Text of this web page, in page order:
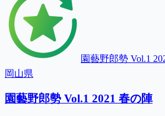
園藝野郎勢 Vol.1
岡山県
園藝野郎勢 Vol.1 2021 春の陣